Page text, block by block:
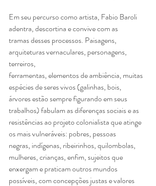
Em seu percurso como artista, Fabio Baroli
adentra, descortina e convive com as
tramas desses processos. Paisagens,
arquiteturas vernaculares, personagens,
terreiros,
ferramentas, elementos de ambiência, muitas
espécies de seres vivos (galinhas, bois,
árvores estão sempre figurando em seus
trabalhos) fabulam as diferenças sociais e as
resistências ao projeto colonialista que atinge
os mais vulneráveis: pobres, pessoas
negras, indígenas, ribeirinhos, quilombolas,
mulheres, crianças, enfim, sujeitos que
enxergam e praticam outros mundos
possíveis, com concepções justas e valores